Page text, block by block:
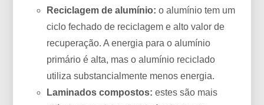
Reciclagem de alumínio: o alumínio tem um
ciclo fechado de reciclagem e alto valor de
recuperação. A energia para o alumínio
primário é alta, mas o alumínio reciclado
utiliza substancialmente menos energia.
Laminados compostos: estes são mais